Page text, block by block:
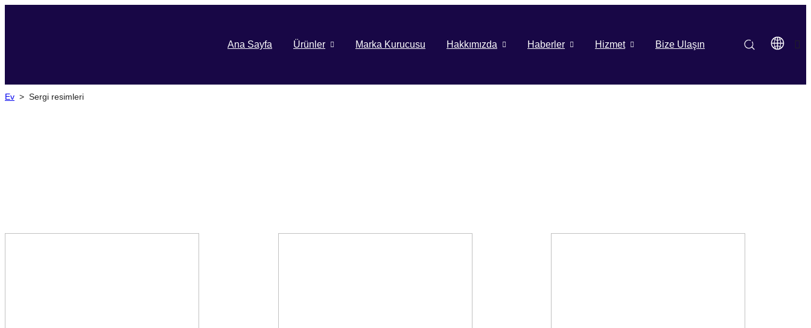
Ana Sayfa Ürünler Marka Kurucusu Hakkımızda Haberler Hizmet Bize Ulaşın
Ev > Sergi resimleri